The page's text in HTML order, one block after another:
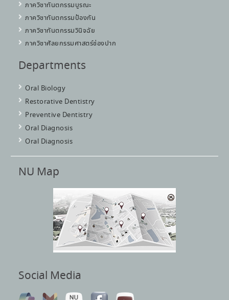
ภาควิชาทันตกรรมบูรณะ
ภาควิชาทันตกรรมป้องกัน
ภาควิชาทันตกรรมวินิจฉัย
ภาควิชาศัลยกรรมศาสตร์ช่องปาก
Departments
Oral Biology
Restorative Dentistry
Preventive Dentistry
Oral Diagnosis
Oral Diagnosis
NU Map
Social Media